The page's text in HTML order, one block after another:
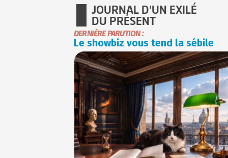
JOURNAL D'UN EXILÉ
DU PRÉSENT
DERNIÈRE PARUTION :
Le showbiz vous tend la sébile